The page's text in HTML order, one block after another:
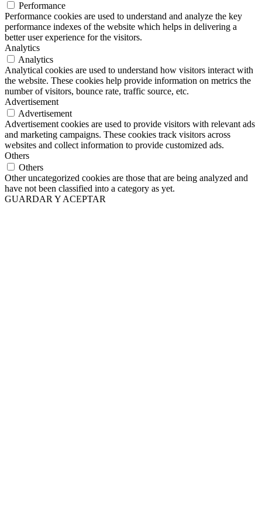
Performance
Performance cookies are used to understand and analyze the key
performance indexes of the website which helps in delivering a
better user experience for the visitors.
Analytics
Analytics
Analytical cookies are used to understand how visitors interact with
the website. These cookies help provide information on metrics the
number of visitors, bounce rate, traffic source, etc.
Advertisement
Advertisement
Advertisement cookies are used to provide visitors with relevant ads
and marketing campaigns. These cookies track visitors across
websites and collect information to provide customized ads.
Others
Others
Other uncategorized cookies are those that are being analyzed and
have not been classified into a category as yet.
GUARDAR Y ACEPTAR